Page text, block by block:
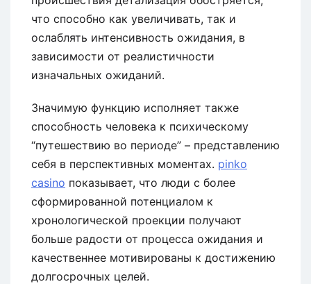
что способно как увеличивать, так и
ослаблять интенсивность ожидания, в
зависимости от реалистичности
изначальных ожиданий.
Значимую функцию исполняет также
способность человека к психическому
“путешествию во периоде” – представлению
себя в перспективных моментах. pinko
casino показывает, что люди с более
сформированной потенциалом к
хронологической проекции получают
больше радости от процесса ожидания и
качественнее мотивированы к достижению
долгосрочных целей.